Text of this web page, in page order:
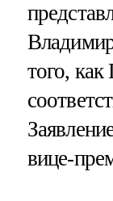
того,
вице-